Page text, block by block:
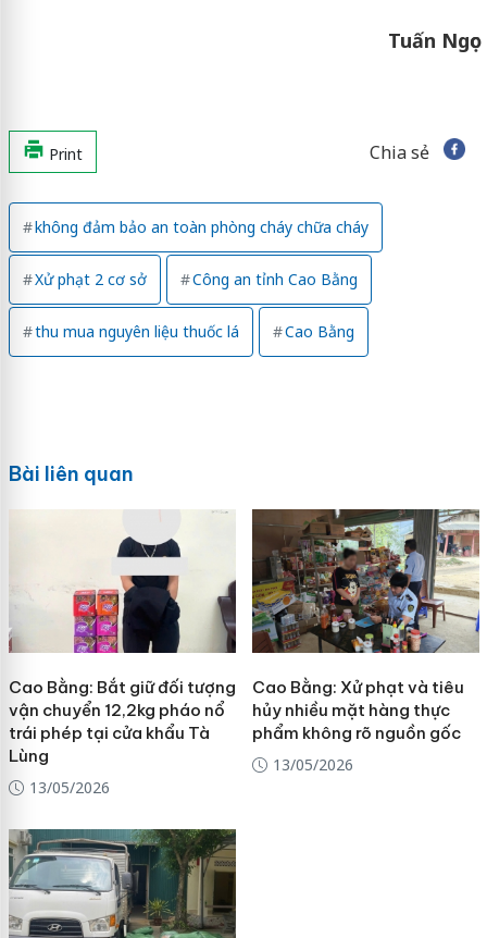
Tuấn Ngọc
Print Chia sẻ
không đảm bảo an toàn phòng cháy chữa cháy
Xử phạt 2 cơ sở Công an tỉnh Cao Bằng
thu mua nguyên liệu thuốc lá Cao Bằng
Bài liên quan
Cao Bằng: Bắt giữ đối tượng
vận chuyển 12,2kg pháo nổ
trái phép tại cửa khẩu Tà
Lùng
13/05/2026
Cao Bằng: Xử phạt và tiêu
hủy nhiều mặt hàng thực
phẩm không rõ nguồn gốc
13/05/2026